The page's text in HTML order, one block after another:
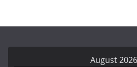
August 2026